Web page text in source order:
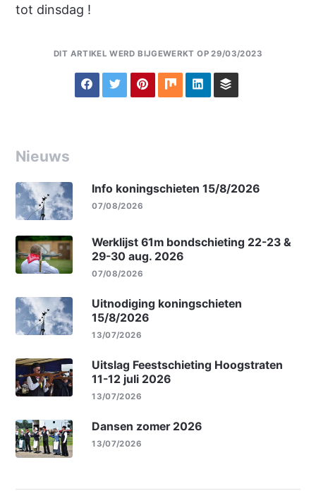
tot dinsdag !
DIT ARTIKEL WERD BIJGEWERKT OP 29/03/2023
Nieuws
Info koningschieten 15/8/2026
07/08/2026
Werklijst 61m bondschieting 22-23 &
29-30 aug. 2026
07/08/2026
Uitnodiging koningschieten
15/8/2026
13/07/2026
Uitslag Feestschieting Hoogstraten
11-12 juli 2026
13/07/2026
Dansen zomer 2026
13/07/2026